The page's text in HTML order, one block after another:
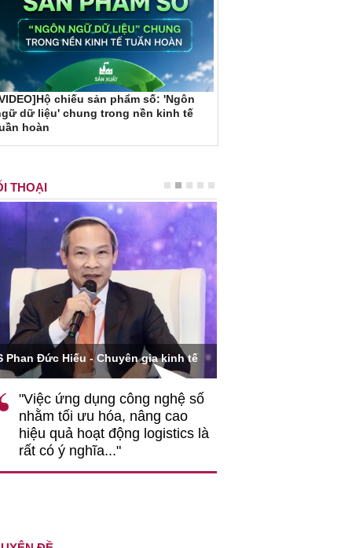
chiếu sản phẩm số: 'Ngôn
dữ liệu' chung trong nền kinh tế
hoàn
THOẠI
Phan Đức Hiếu - Chuyên gia kinh tế
"Việc ứng dụng công nghệ số
nhằm tối ưu hóa, nâng cao
hiệu quả hoạt động logistics là
rất có ý nghĩa..."